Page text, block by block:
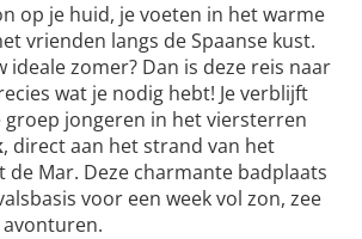
op je huid, je voeten in het warme
vrienden langs de Spaanse kust.
ideale zomer? Dan is deze reis naar
wat je nodig hebt! Je verblijft
groep jongeren in het viersterren
, direct aan het strand van het
de Mar. Deze charmante badplaats
voor een week vol zon, zee